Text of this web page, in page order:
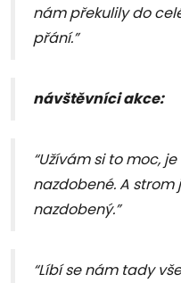
nám překulily do
přání.”
návštěvníci akce:
“Užívám si to moc,
nazdobené. A strom
nazdobený.”
“Líbí se nám tady